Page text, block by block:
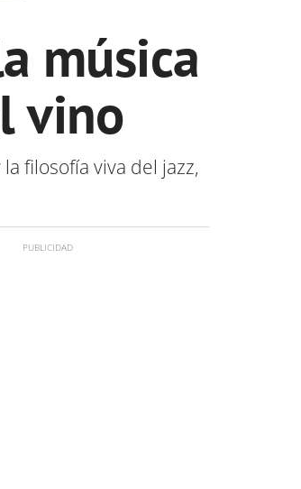
música
vino
filosofía viva del jazz,